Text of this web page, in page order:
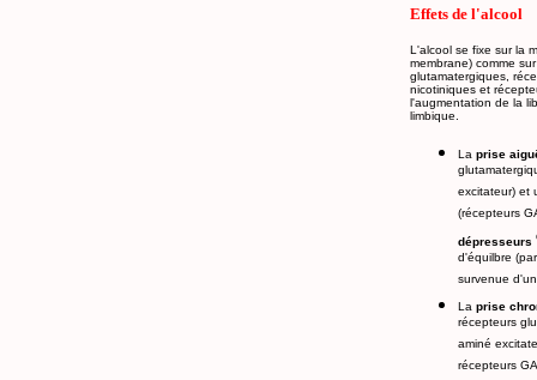
Effets de l'alcool
L'alcool se fixe sur la
membrane) comme
glutamatergiques,
nicotiniques et
l'augmentation de la
limbique.
La prise
excitateur) et
(récepteurs
dépresseurs
d'équilbre
survenue
La prise
récepteurs
aminé
récepteurs